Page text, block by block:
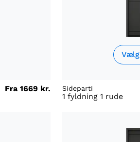
Fra 1669 kr.
Vælg
Sideparti
1 fyldning 1 rude